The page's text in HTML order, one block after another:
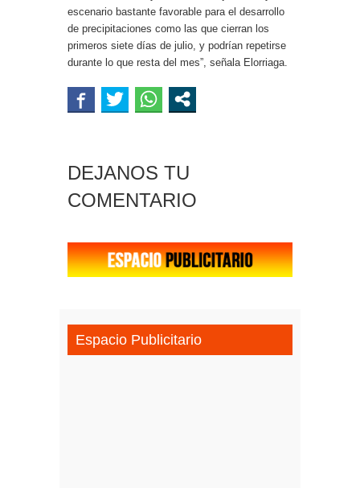
escenario bastante favorable para el desarrollo
de precipitaciones como las que cierran los
primeros siete días de julio, y podrían repetirse
durante lo que resta del mes”, señala Elorriaga.
DEJANOS TU
COMENTARIO
Espacio Publicitario